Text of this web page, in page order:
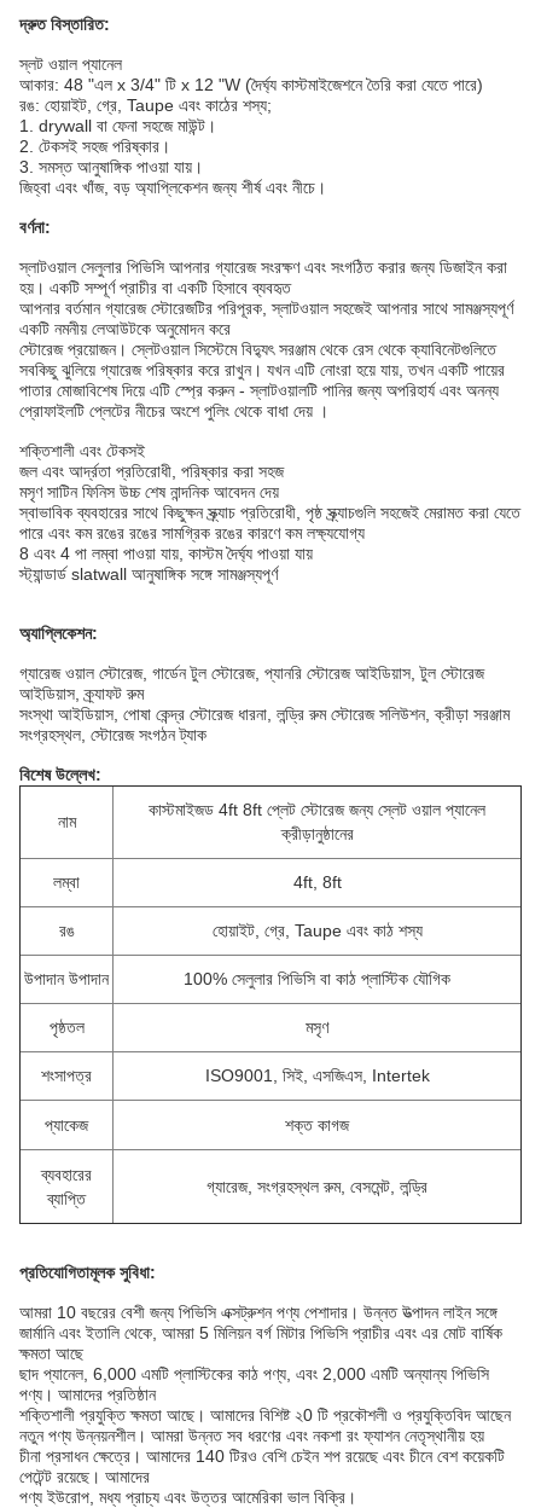
দ্রুত বিস্তারিত:
স্লট ওয়াল প্যানেল
আকার: 48 "এল x 3/4" টি x 12 "W (দৈর্ঘ্য কাস্টমাইজেশনে তৈরি করা যেতে পারে)
রঙ: হোয়াইট, গ্রে, Taupe এবং কাঠের শস্য;
1. drywall বা ফেনা সহজে মাউন্ট।
2. টেকসই সহজ পরিষ্কার।
3. সমস্ত আনুষাঙ্গিক পাওয়া যায়।
জিহ্বা এবং খাঁজ, বড় অ্যাপ্লিকেশন জন্য শীর্ষ এবং নীচে।
বর্ণনা:
স্লাটওয়াল সেলুলার পিভিসি আপনার গ্যারেজ সংরক্ষণ এবং সংগঠিত করার জন্য ডিজাইন করা
হয়। একটি সম্পূর্ণ প্রাচীর বা একটি হিসাবে ব্যবহৃত
আপনার বর্তমান গ্যারেজ স্টোরেজটির পরিপূরক, স্লাটওয়াল সহজেই আপনার সাথে সামঞ্জস্যপূর্ণ
একটি নমনীয় লেআউটকে অনুমোদন করে
স্টোরেজ প্রয়োজন। স্লেটওয়াল সিস্টেমে বিদ্যুৎ সরঞ্জাম থেকে রেস থেকে ক্যাবিনেটগুলিতে
সবকিছু ঝুলিয়ে গ্যারেজ পরিষ্কার করে রাখুন। যখন এটি নোংরা হয়ে যায়, তখন একটি পায়ের
পাতার মোজাবিশেষ দিয়ে এটি স্প্রে করুন - স্লাটওয়ালটি পানির জন্য অপরিহার্য এবং অনন্য
প্রোফাইলটি প্লেটের নীচের অংশে পুলিং থেকে বাধা দেয় ।
শক্তিশালী এবং টেকসই
জল এবং আর্দ্রতা প্রতিরোধী, পরিষ্কার করা সহজ
মসৃণ সাটিন ফিনিস উচ্চ শেষ নান্দনিক আবেদন দেয়
স্বাভাবিক ব্যবহারের সাথে কিছুক্ষন স্ক্র্যাচ প্রতিরোধী, পৃষ্ঠ স্ক্র্যাচগুলি সহজেই মেরামত করা যেতে
পারে এবং কম রঙের রঙের সামগ্রিক রঙের কারণে কম লক্ষ্যযোগ্য
8 এবং 4 পা লম্বা পাওয়া যায়, কাস্টম দৈর্ঘ্য পাওয়া যায়
স্ট্যান্ডার্ড slatwall আনুষাঙ্গিক সঙ্গে সামঞ্জস্যপূর্ণ
অ্যাপ্লিকেশন:
গ্যারেজ ওয়াল স্টোরেজ, গার্ডেন টুল স্টোরেজ, প্যানরি স্টোরেজ আইডিয়াস, টুল স্টোরেজ
আইডিয়াস, ক্র্যাফট রুম
সংস্থা আইডিয়াস, পোষা কেন্দ্র স্টোরেজ ধারনা, লন্ড্রি রুম স্টোরেজ সলিউশন, ক্রীড়া সরঞ্জাম
সংগ্রহস্থল, স্টোরেজ সংগঠন ট্যাক
বিশেষ উল্লেখ:
নাম
কাস্টমাইজড 4ft 8ft প্লেট স্টোরেজ জন্য স্লেট ওয়াল প্যানেল
ক্রীড়ানুষ্ঠানের
লম্বা 4ft, 8ft
রঙ হোয়াইট, গ্রে, Taupe এবং কাঠ শস্য
উপাদান উপাদান 100% সেলুলার পিভিসি বা কাঠ প্লাস্টিক যৌগিক
পৃষ্ঠতল মসৃণ
শংসাপত্র ISO9001, সিই, এসজিএস, Intertek
প্যাকেজ শক্ত কাগজ
ব্যবহারের
ব্যাপ্তি
গ্যারেজ, সংগ্রহস্থল রুম, বেসমেন্ট, লন্ড্রি
প্রতিযোগিতামূলক সুবিধা:
আমরা 10 বছরের বেশী জন্য পিভিসি এক্সট্রুশন পণ্য পেশাদার। উন্নত উত্পাদন লাইন সঙ্গে
জার্মানি এবং ইতালি থেকে, আমরা 5 মিলিয়ন বর্গ মিটার পিভিসি প্রাচীর এবং এর মোট বার্ষিক
ক্ষমতা আছে
ছাদ প্যানেল, 6,000 এমটি প্লাস্টিকের কাঠ পণ্য, এবং 2,000 এমটি অন্যান্য পিভিসি
পণ্য। আমাদের প্রতিষ্ঠান
শক্তিশালী প্রযুক্তি ক্ষমতা আছে। আমাদের বিশিষ্ট ২0 টি প্রকৌশলী ও প্রযুক্তিবিদ আছেন
নতুন পণ্য উন্নয়নশীল। আমরা উন্নত সব ধরণের এবং নকশা রং ফ্যাশন নেতৃস্থানীয় হয়
চীনা প্রসাধন ক্ষেত্রে। আমাদের 140 টিরও বেশি চেইন শপ রয়েছে এবং চীনে বেশ কয়েকটি
পেটেন্ট রয়েছে। আমাদের
পণ্য ইউরোপ, মধ্য প্রাচ্য এবং উত্তর আমেরিকা ভাল বিক্রি।